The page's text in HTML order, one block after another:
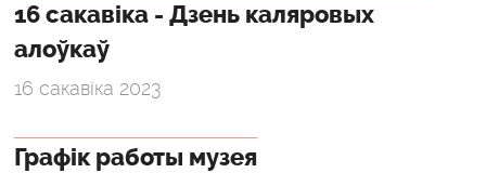
16 сакавіка - Дзень каляровых
алоўкаў
16 сакавіка 2023
Графік работы музея